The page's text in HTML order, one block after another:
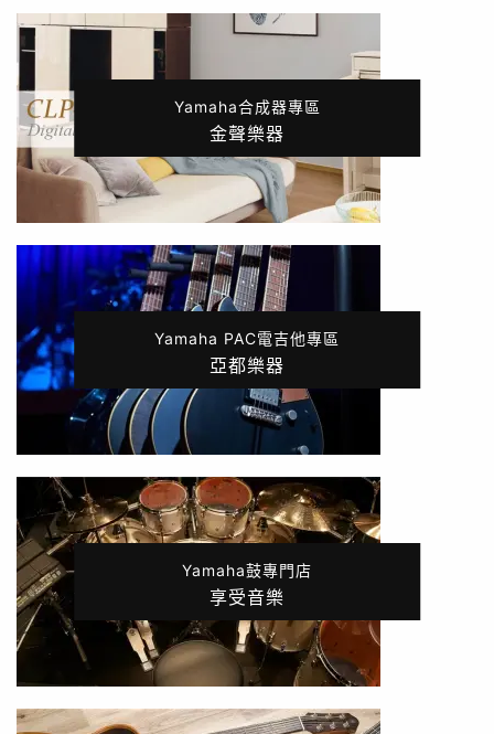
Yamaha合成器專區
金聲樂器
Yamaha PAC電吉他專區
亞都樂器
Yamaha鼓專門店
享受音樂